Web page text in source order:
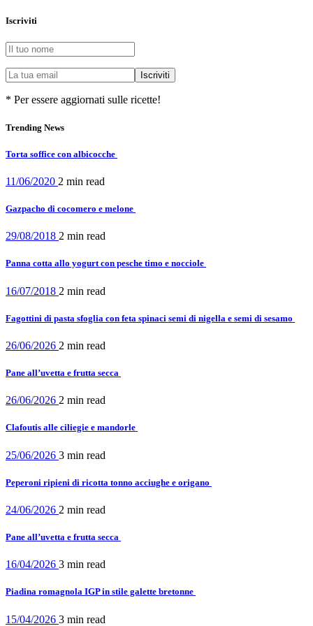
Iscriviti
* Per essere aggiornati sulle ricette!
Trending News
Torta soffice con albicocche
11/06/2020 2 min read
Gazpacho di cocomero e melone
29/08/2018 2 min read
Panna cotta allo yogurt con pesche timo e nocciole
16/07/2018 2 min read
Fagottini di pasta sfoglia con feta spinaci semi di nigella e semi di sesamo
26/06/2026 2 min read
Pane all’uvetta e frutta secca
26/06/2026 2 min read
Clafoutis alle ciliegie e mandorle
25/06/2026 3 min read
Peperoni ripieni di ricotta tonno acciughe e origano
24/06/2026 2 min read
Pane all’uvetta e frutta secca
16/04/2026 3 min read
Piadina romagnola IGP in stile galette bretonne
15/04/2026 3 min read